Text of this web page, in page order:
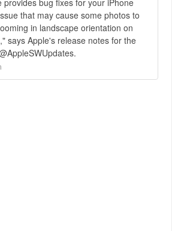
that may cause some photos to
in landscape orientation on
says Apple's release notes for the